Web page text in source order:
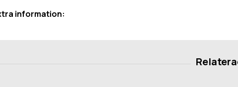
information: